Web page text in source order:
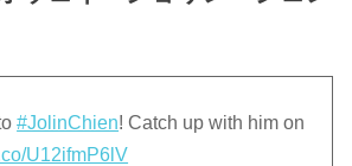
#JolinChien! Catch up with him on
U12ifmP6lV